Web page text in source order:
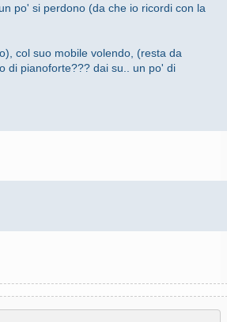
po' si perdono (da che io ricordi con la
col suo mobile volendo, (resta da
di pianoforte??? dai su.. un po' di